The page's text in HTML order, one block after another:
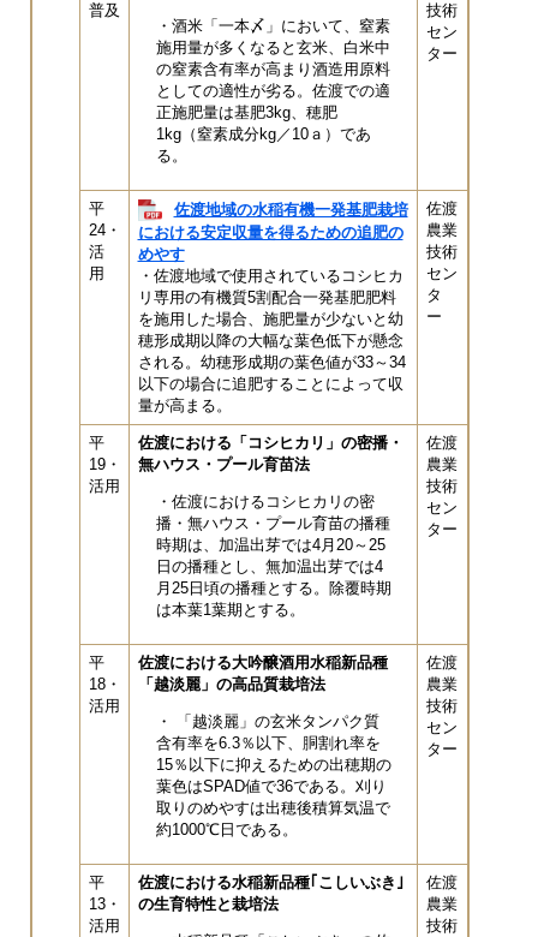
普及
・酒米「一本〆」において、窒素
施用量が多くなると玄米、白米中
の窒素含有率が高まり酒造用原料
としての適性が劣る。佐渡での適
正施肥量は基肥3kg、穂肥
1kg（窒素成分kg／10ａ）であ
る。
技術
セン
ター
平
24・
活
用
佐渡地域の水稲有機一発基肥栽培
における安定収量を得るための追肥の
めやす
・佐渡地域で使用されているコシヒカ
リ専用の有機質5割配合一発基肥肥料
を施用した場合、施肥量が少ないと幼
穂形成期以降の大幅な葉色低下が懸念
される。幼穂形成期の葉色値が33～34
以下の場合に追肥することによって収
量が高まる。
佐渡
農業
技術
セン
タ
ー
平
19・
活用
佐渡における「コシヒカリ」の密播・
無ハウス・プール育苗法
・佐渡におけるコシヒカリの密
播・無ハウス・プール育苗の播種
時期は、加温出芽では4月20～25
日の播種とし、無加温出芽では4
月25日頃の播種とする。除覆時期
は本葉1葉期とする。
佐渡
農業
技術
セン
ター
平
18・
活用
佐渡における大吟醸酒用水稲新品種
「越淡麗」の高品質栽培法
・ 「越淡麗」の玄米タンパク質
含有率を6.3％以下、胴割れ率を
15％以下に抑えるための出穂期の
葉色はSPAD値で36である。刈り
取りのめやすは出穂後積算気温で
約1000℃日である。
佐渡
農業
技術
セン
ター
平
13・
活用
佐渡における水稲新品種｢こしいぶき｣
の生育特性と栽培法
佐渡
農業
技術